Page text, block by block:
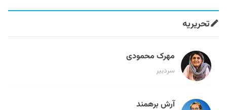
تحریریه
مهرک محمودی
سردبیر
آرش برهمند